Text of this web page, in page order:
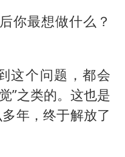
你最想做什么？
这个问题，都会
”之类的。这也是
年，终于解放了